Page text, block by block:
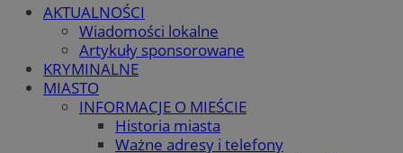
AKTUALNOŚCI
Wiadomości lokalne
Artykuły sponsorowane
KRYMINALNE
MIASTO
INFORMACJE O MIEŚCIE
Historia miasta
Ważne adresy i telefony